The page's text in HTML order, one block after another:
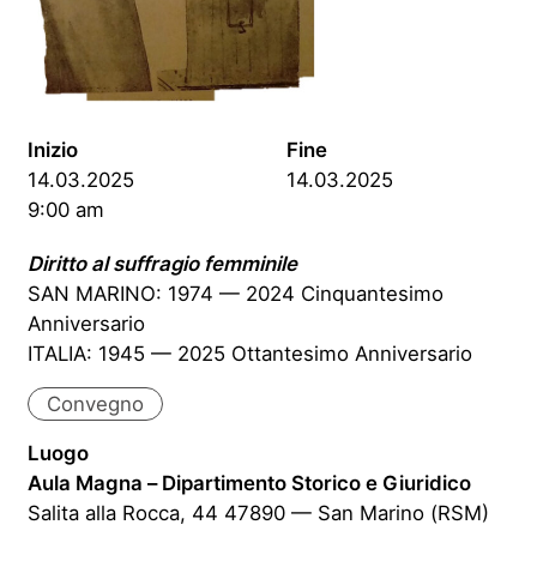
Inizio
14.03.2025
9:00 am
Fine
14.03.2025
Diritto al suffragio femminile
SAN MARINO: 1974 — 2024 Cinquantesimo
Anniversario
ITALIA: 1945 — 2025 Ottantesimo Anniversario
Convegno
Luogo
Aula Magna – Dipartimento Storico e Giuridico
Salita alla Rocca, 44 47890 — San Marino (RSM)